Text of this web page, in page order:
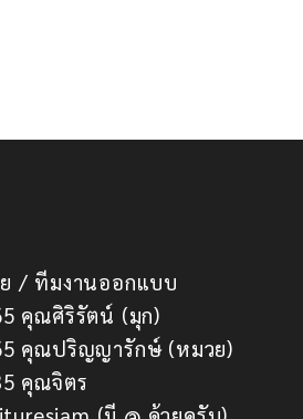
/ ทีมงานออกแบบ
คุณศิริรัตน์ (มุก)
คุณปริญญารักษ์ (หมวย)
คุณจิตร